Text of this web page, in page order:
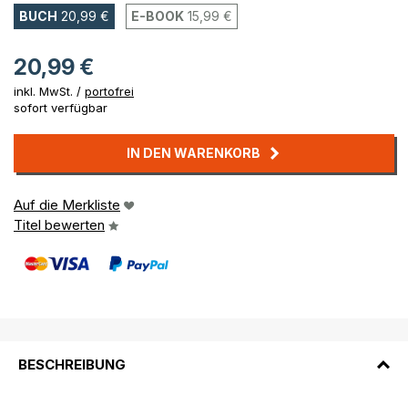
BUCH 20,99 € E-BOOK 15,99 €
20,99 €
inkl. MwSt. / portofrei
sofort verfügbar
IN DEN WARENKORB
Auf die Merkliste
Titel bewerten
BESCHREIBUNG